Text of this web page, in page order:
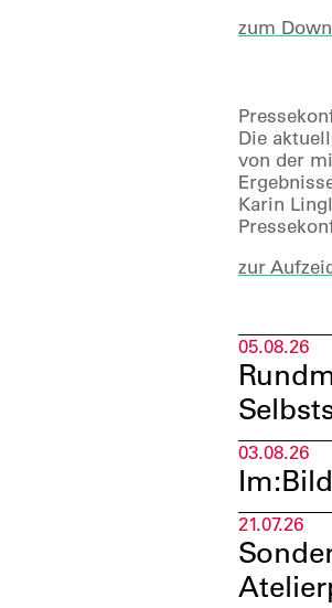
zum
Die
von der
Karin
zur
05.08.26
03.08.26
21.07.26